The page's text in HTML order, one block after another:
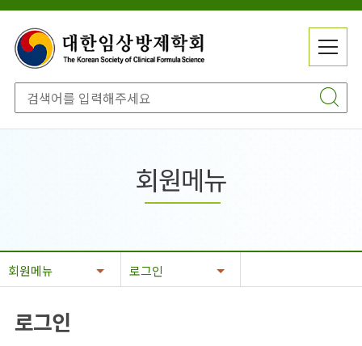
전
메
뉴
메
기
회원메뉴
회원메뉴 로그인
로그인